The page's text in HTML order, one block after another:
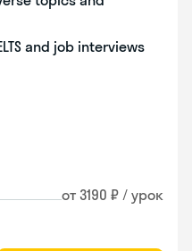
and job interviews
от 3190 ₽ / урок